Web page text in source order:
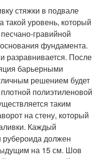
стяжки в подвале
такой уровень, который
гравийной
фундамента.
разравнивается. После
барьерными
решением будет
полиэтиленовой
таким
на стену, который
Каждый
рубероида должен
на 15 см. Шов